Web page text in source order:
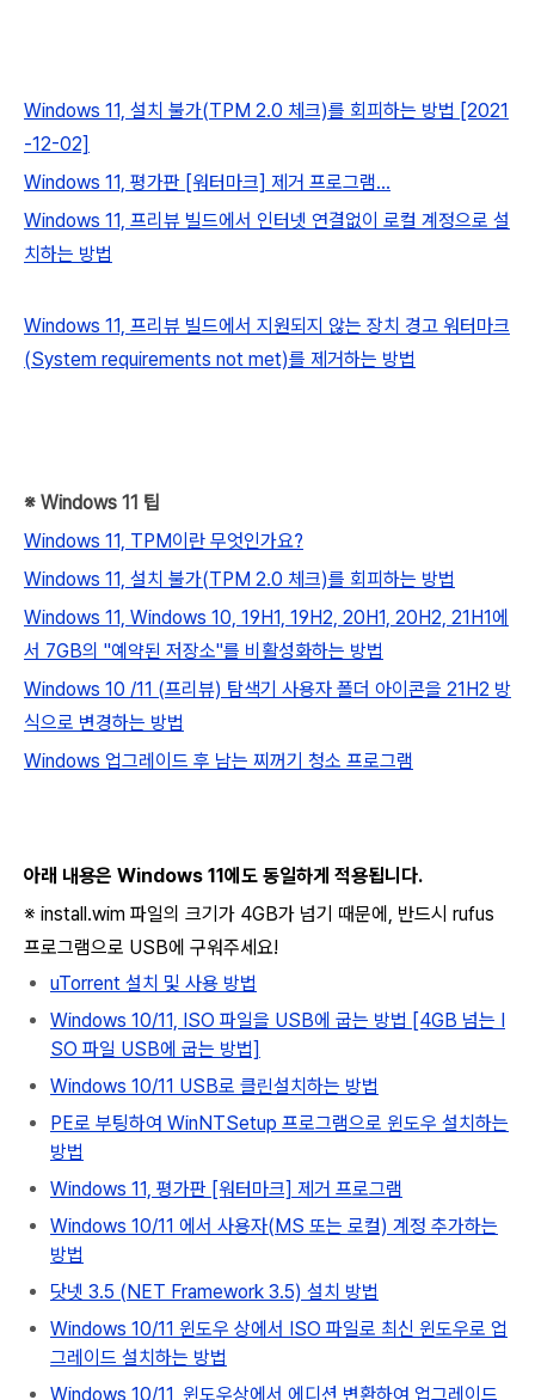
Windows 11, 설치 불가(TPM 2.0 체크)를 회피하는 방법 [2021
-12-02]
Windows 11, 평가판 [워터마크] 제거 프로그램...
Windows 11, 프리뷰 빌드에서 인터넷 연결없이 로컬 계정으로 설
치하는 방법
Windows 11, 프리뷰 빌드에서 지원되지 않는 장치 경고 워터마크
(System requirements not met)를 제거하는 방법
※ Windows 11 팁
Windows 11, TPM이란 무엇인가요?
Windows 11, 설치 불가(TPM 2.0 체크)를 회피하는 방법
Windows 11, Windows 10, 19H1, 19H2, 20H1, 20H2, 21H1에
서 7GB의 "예약된 저장소"를 비활성화하는 방법
Windows 10 /11 (프리뷰) 탐색기 사용자 폴더 아이콘을 21H2 방
식으로 변경하는 방법
Windows 업그레이드 후 남는 찌꺼기 청소 프로그램
아래 내용은 Windows 11에도 동일하게 적용됩니다.
※ install.wim 파일의 크기가 4GB가 넘기 때문에, 반드시 rufus
프로그램으로 USB에 구워주세요!
uTorrent 설치 및 사용 방법
Windows 10/11, ISO 파일을 USB에 굽는 방법 [4GB 넘는 I
SO 파일 USB에 굽는 방법]
Windows 10/11 USB로 클린설치하는 방법
PE로 부팅하여 WinNTSetup 프로그램으로 윈도우 설치하는
방법
Windows 11, 평가판 [워터마크] 제거 프로그램
Windows 10/11 에서 사용자(MS 또는 로컬) 계정 추가하는
방법
닷넷 3.5 (NET Framework 3.5) 설치 방법
Windows 10/11 윈도우 상에서 ISO 파일로 최신 윈도우로 업
그레이드 설치하는 방법
Windows 10/11, 윈도우상에서 에디션 변환하여 업그레이드